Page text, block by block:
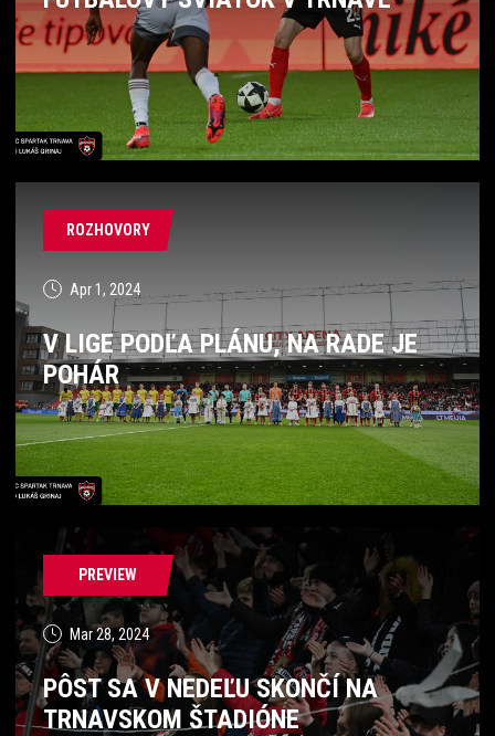
ROZHOVORY
Apr 1, 2024
V LIGE PODĽA PLÁNU, NA RADE JE
POHÁR
PREVIEW
Mar 28, 2024
PÔST SA V NEDEĽU SKONČÍ NA
TRNAVSKOM ŠTADIÓNE